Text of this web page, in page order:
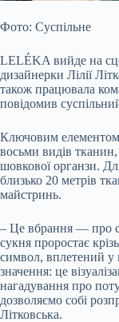
Фото: Суспільне
LELÉKA вийде на
дизайнерки Лілії
також працювала
повідомив
Ключовим елементом
восьми видів
шовкової органзи.
близько 20 метрів
майстринь.
– Це вбрання — про
сукня проростає
символ, вплетений у
значення: це
нагадування про
дозволяємо собі
Літковська.